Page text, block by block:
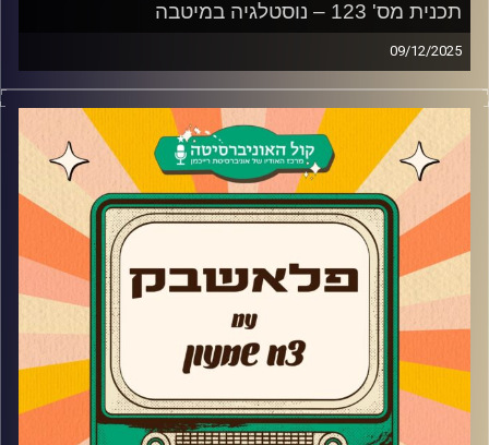
תכנית מס' 123 – נוסטלגיה במיטבה
09/12/2025
צח שמעון לוקח אתכם למסע בזמן עם כל השירים
הנוסטלגיים והרומנטיים והשירים הכי טובים לצרוח ברכב אחרי
פרידה.
קרדיט תמונות:AudioVersity